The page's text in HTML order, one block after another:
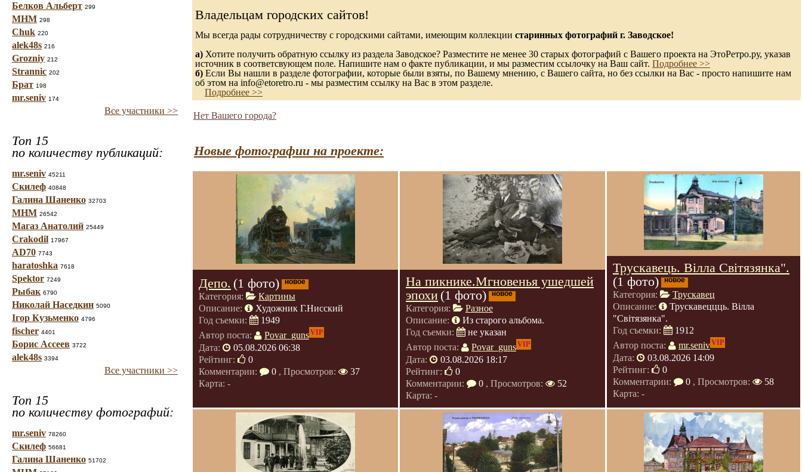
Белков Альберт 299
МНМ 298
Chuk 220
alek48s 216
Grozniy 212
Strannic 202
Брат 198
mr.seniv 174
Все участники >>
Топ 15
по количеству публикаций:
mr.seniv 45211
Скилеф 40848
Галина Шаненко 32703
МНМ 26542
Магаз Анатолий 25449
Crakodil 17967
AD70 7743
haratoshka 7618
Spektor 7249
Рыбак 6790
Николай Наседкин 5090
Ігор Кузьменко 4796
fischer 4401
Борис Ассеев 3722
alek48s 3394
Все участники >>
Топ 15
по количеству фотографий:
mr.seniv 78260
Скилеф 56681
Галина Шаненко 51702
Владельцам городских сайтов!
Мы всегда рады сотрудничеству с городскими сайтами, имеющим коллекции старинных фотографий г. Заводское!
а) Хотите получить обратную ссылку из раздела Заводское? Разместите не менее 30 старых фотографий с Вашего проекта на ЭтоРетро.ру, указав
источник в соответсвующем поле. Напишите нам о факте публикации, и мы разместим ссылочку на Ваш сайт. Подробнее >>
б) Если Вы нашли в разделе фотографии, которые были взяты, по Вашему мнению, с Вашего сайта, но без ссылки на Вас - просто напишите нам
об этом на info@etoretro.ru - мы разместим ссылку на Вас в этом разделе.
Подробнее >>
Нет Вашего города?
Новые фотографии на проекте:
Депо. (1 фото) новое
Категория:
Картины
Описание:
Художник Г.Нисский
Год съемки:
1949
Автор поста:
Povar_gunsVIP
Дата:
05.08.2026 06:38
Рейтинг:
0
Комментарии:
0 , Просмотров:
37
Карта: -
На пикнике.Мгновенья ушедшей
эпохи (1 фото) новое
Категория:
Разное
Описание:
Из старого альбома.
Год съемки:
не указан
Автор поста:
Povar_gunsVIP
Дата:
03.08.2026 18:17
Рейтинг:
0
Комментарии:
0 , Просмотров:
52
Карта: -
Трускавець. Вілла Світязянка".
(1 фото)
новое
Категория:
Трускавец
Описание:
Трускавеццць. Вілла
"Світязянка".
Год съемки:
1912
Автор поста:
mr.senivVIP
Дата:
03.08.2026 14:09
Рейтинг:
0
Комментарии:
0 , Просмотров:
58
Карта: -